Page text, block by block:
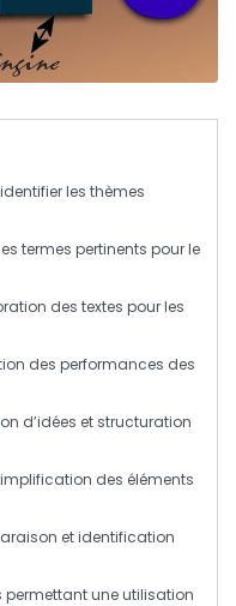
les thèmes
termes pertinents pour le
des textes pour les
des performances des
d’idées et structuration
des éléments
et identification
permettant une utilisation